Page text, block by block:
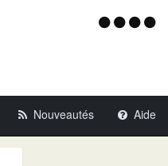
Menu
Nouveautés Aide